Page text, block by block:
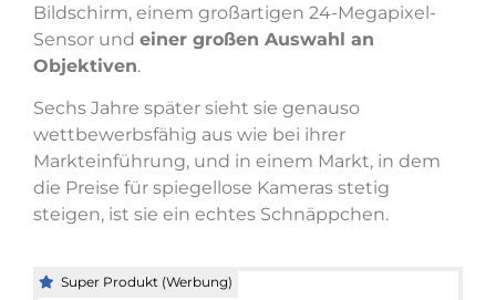
Bildschirm, einem großartigen 24-Megapixel-
Sensor und einer großen Auswahl an
Objektiven.
Sechs Jahre später sieht sie genauso
wettbewerbsfähig aus wie bei ihrer
Markteinführung, und in einem Markt, in dem
die Preise für spiegellose Kameras stetig
steigen, ist sie ein echtes Schnäppchen.
Super Produkt (Werbung)